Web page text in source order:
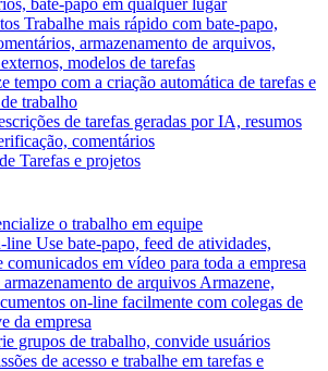
bate-papo em qualquer lugar
Trabalhe mais rápido com bate-papo,
armazenamento de arquivos,
modelos de tarefas
tempo com a criação automática de tarefas e
trabalho
de tarefas geradas por IA, resumos
comentários
Tarefas e projetos
o trabalho em equipe
line Use bate-papo, feed de atividades,
comunicados em vídeo para toda a empresa
de arquivos Armazene,
on-line facilmente com colegas de
da empresa
grupos de trabalho, convide usuários
de acesso e trabalhe em tarefas e